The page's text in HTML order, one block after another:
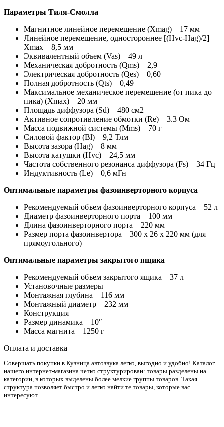
Параметры Тиля-Смолла
Магнитное линейное перемещение (Xmag) 17 мм
Линейное перемещение, одностороннее [(Hvc-Hag)/2]
Xmax 8,5 мм
Эквивалентный объем (Vas) 49 л
Механическая добротность (Qms) 2,9
Электрическая добротность (Qes) 0,60
Полная добротность (Qts) 0,49
Максимальное механическое перемещение (от пика до
пика) (Xmax) 20 мм
Площадь диффузора (Sd) 480 см2
Активное сопротивление обмотки (Re) 3.3 Ом
Масса подвижной системы (Mms) 70 г
Силовой фактор (Bl) 9,2 Тлм
Высота зазора (Hag) 8 мм
Высота катушки (Hvc) 24,5 мм
Частота собственного резонанса диффузора (Fs) 34 Гц
Индуктивность (Le) 0,6 мГн
Оптимальные параметры фазоинверторного корпуса
Рекомендуемый объем фазоинверторного корпуса 52 л
Диаметр фазоинверторного порта 100 мм
Длина фазоинверторного порта 220 мм
Размер порта фазоинвертора 300 x 26 х 220 мм (для
прямоугольного)
Оптимальные параметры закрытого ящика
Рекомендуемый объем закрытого ящика 37 л
Установочные размеры
Монтажная глубина 116 мм
Монтажный диаметр 232 мм
Конструкция
Размер динамика 10″
Масса магнита 1250 г
Оплата и доставка
Совершать покупки в Кузница автозвука легко, выгодно и удобно! Каталог
нашего интернет-магазина четко структурирован: товары разделены на
категории, в которых выделены более мелкие группы товаров. Такая
структура позволяет быстро и легко найти те товары, которые вас
интересуют.